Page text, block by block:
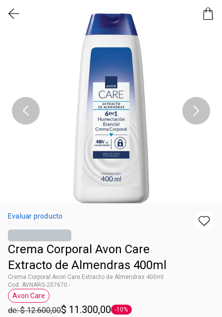
Evaluar producto
Crema Corporal Avon Care
Extracto de Almendras 400ml
Crema Corporal Avon Care Extracto de Almendras 400ml
Cod. AVNARG-207670 -
Etiqueta Avon Care
Avon Care
de: $ 12.600,00$ 11.300,00 Etiqueta -10%
-10%